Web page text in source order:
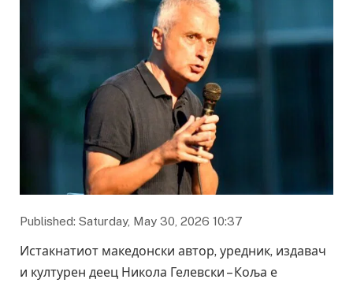
Published: Saturday, May 30, 2026 10:37
Истакнатиот македонски автор, уредник, издавач
и културен деец Никола Гелевски – Коља е